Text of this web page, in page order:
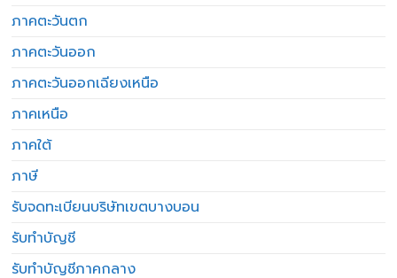
ภาคตะวันตก
ภาคตะวันออก
ภาคตะวันออกเฉียงเหนือ
ภาคเหนือ
ภาคใต้
ภาษี
รับจดทะเบียนบริษัทเขตบางบอน
รับทำบัญชี
รับทำบัญชีภาคกลาง